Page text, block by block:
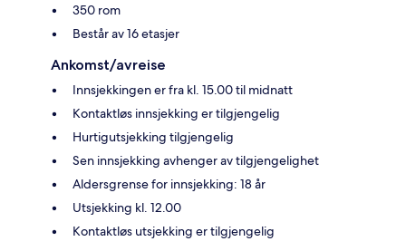
350 rom
Består av 16 etasjer
Ankomst/avreise
Innsjekkingen er fra kl. 15.00 til midnatt
Kontaktløs innsjekking er tilgjengelig
Hurtigutsjekking tilgjengelig
Sen innsjekking avhenger av tilgjengelighet
Aldersgrense for innsjekking: 18 år
Utsjekking kl. 12.00
Kontaktløs utsjekking er tilgjengelig